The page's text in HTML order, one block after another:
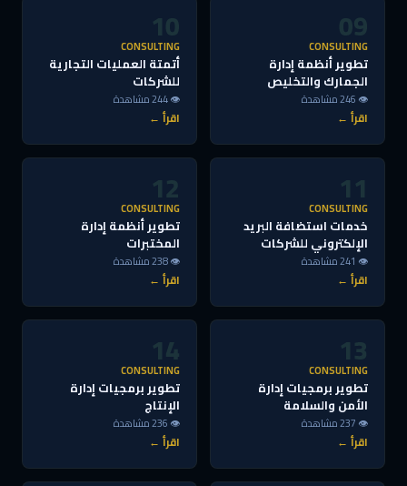
09
CONSULTING
تطوير أنظمة إدارة
الجمارك والتخليص
👁 246 مشاهدة
اقرأ ←
10
CONSULTING
أتمتة العمليات التجارية
للشركات
👁 244 مشاهدة
اقرأ ←
11
CONSULTING
خدمات استضافة البريد
الإلكتروني للشركات
👁 241 مشاهدة
اقرأ ←
12
CONSULTING
تطوير أنظمة إدارة
المختبرات
👁 238 مشاهدة
اقرأ ←
13
CONSULTING
تطوير برمجيات إدارة
الأمن والسلامة
👁 237 مشاهدة
اقرأ ←
14
CONSULTING
تطوير برمجيات إدارة
الإنتاج
👁 236 مشاهدة
اقرأ ←